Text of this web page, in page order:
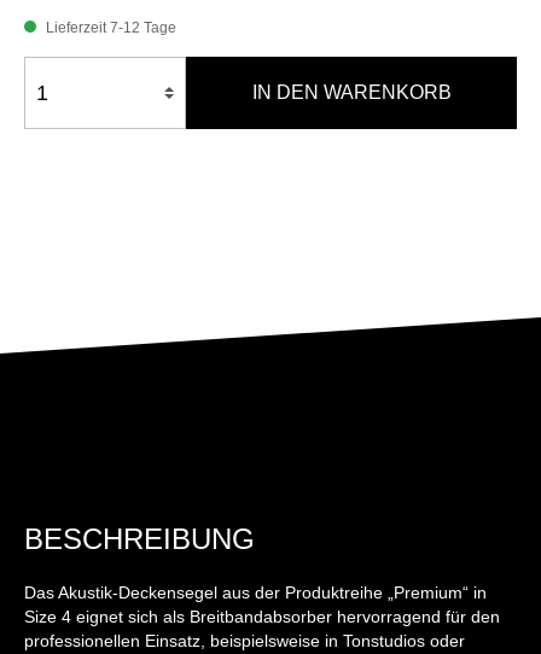
Lieferzeit 7-12 Tage
IN DEN WARENKORB
BESCHREIBUNG
Das Akustik-Deckensegel aus der Produktreihe „Premium“ in
Size 4 eignet sich als Breitbandabsorber hervorragend für den
professionellen Einsatz, beispielsweise in Tonstudios oder